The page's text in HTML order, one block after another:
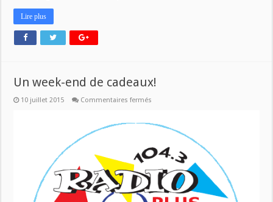
Lire plus
Un week-end de cadeaux!
10 juillet 2015 Commentaires fermés
end